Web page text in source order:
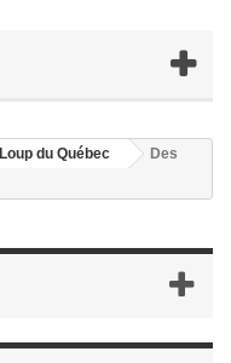
Loup du Québec
Des